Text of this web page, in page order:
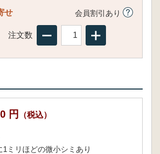
せ 会員割引あり
注文数
円 （税込）
1ミリほどの微小シミあり